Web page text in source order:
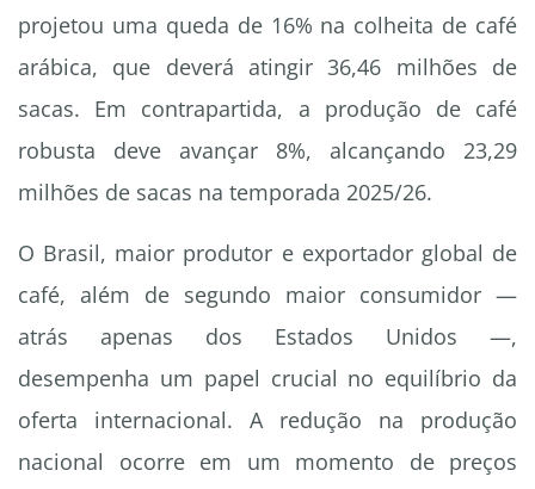
projetou uma queda de 16% na colheita de café
arábica, que deverá atingir 36,46 milhões de
sacas. Em contrapartida, a produção de café
robusta deve avançar 8%, alcançando 23,29
milhões de sacas na temporada 2025/26.
O Brasil, maior produtor e exportador global de
café, além de segundo maior consumidor —
atrás apenas dos Estados Unidos —,
desempenha um papel crucial no equilíbrio da
oferta internacional. A redução na produção
nacional ocorre em um momento de preços